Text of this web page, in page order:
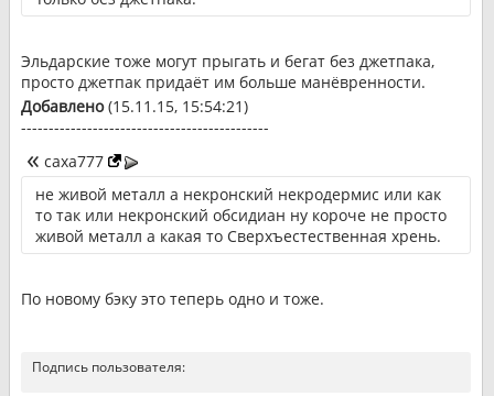
Эльдарские тоже могут прыгать и бегат без джетпака,
просто джетпак придаёт им больше манёвренности.
Добавлено(15.11.15, 15:54:21)
---------------------------------------------
caxa777
не живой металл а некронский некродермис или как
то так или некронский обсидиан ну короче не просто
живой металл а какая то Сверхъестественная хрень.
По новому бэку это теперь одно и тоже.
Подпись пользователя: